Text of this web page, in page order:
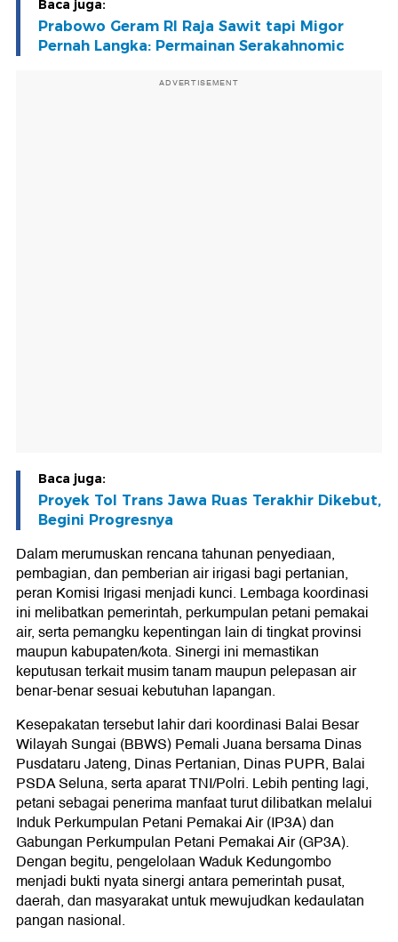
Baca juga:
Prabowo Geram RI Raja Sawit tapi Migor
Pernah Langka: Permainan Serakahnomic
ADVERTISEMENT
Baca juga:
Proyek Tol Trans Jawa Ruas Terakhir Dikebut,
Begini Progresnya
Dalam merumuskan rencana tahunan penyediaan,
pembagian, dan pemberian air irigasi bagi pertanian,
peran Komisi Irigasi menjadi kunci. Lembaga koordinasi
ini melibatkan pemerintah, perkumpulan petani pemakai
air, serta pemangku kepentingan lain di tingkat provinsi
maupun kabupaten/kota. Sinergi ini memastikan
keputusan terkait musim tanam maupun pelepasan air
benar-benar sesuai kebutuhan lapangan.
Kesepakatan tersebut lahir dari koordinasi Balai Besar
Wilayah Sungai (BBWS) Pemali Juana bersama Dinas
Pusdataru Jateng, Dinas Pertanian, Dinas PUPR, Balai
PSDA Seluna, serta aparat TNI/Polri. Lebih penting lagi,
petani sebagai penerima manfaat turut dilibatkan melalui
Induk Perkumpulan Petani Pemakai Air (IP3A) dan
Gabungan Perkumpulan Petani Pemakai Air (GP3A).
Dengan begitu, pengelolaan Waduk Kedungombo
menjadi bukti nyata sinergi antara pemerintah pusat,
daerah, dan masyarakat untuk mewujudkan kedaulatan
pangan nasional.